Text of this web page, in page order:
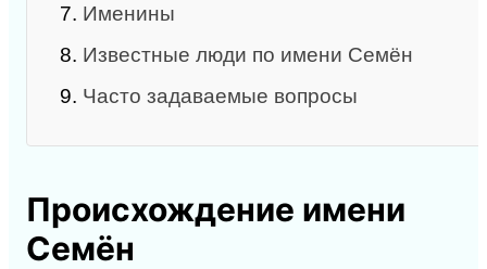
7. Именины
8. Известные люди по имени Семён
9. Часто задаваемые вопросы
Происхождение имени
Семён